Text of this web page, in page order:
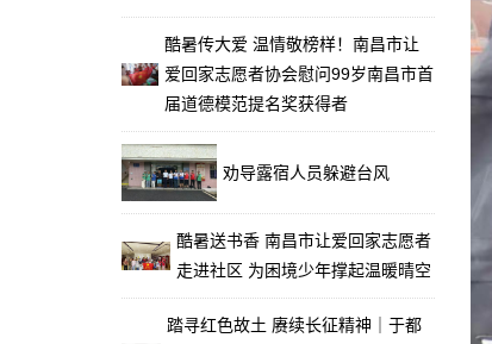
酷暑传大爱 温情敬榜样！南昌市让
爱回家志愿者协会慰问99岁南昌市首
届道德模范提名奖获得者
劝导露宿人员躲避台风
酷暑送书香 南昌市让爱回家志愿者
走进社区 为困境少年撑起温暖晴空
踏寻红色故土 赓续长征精神｜于都